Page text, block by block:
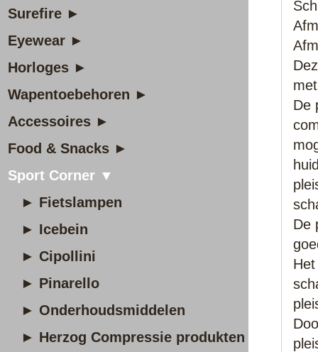
Surefire ►
Eyewear ►
Horloges ►
Wapentoebehoren ►
Accessoires ►
Food & Snacks ►
Sport Corner ▼
► Fietslampen
► Icebein
► Cipollini
► Pinarello
► Onderhoudsmiddelen
► Herzog Compressie produkten
De
De